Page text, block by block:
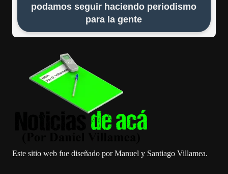
podamos seguir haciendo periodismo
para la gente
Este sitio web fue diseñado por Manuel y Santiago Villamea.